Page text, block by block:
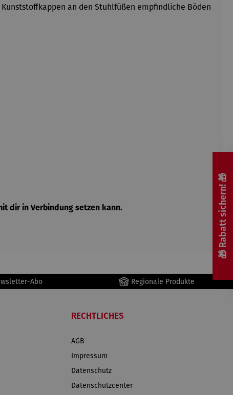
an den Stuhlfüßen empfindliche Böden
dir in Verbindung setzen kann.
Abo Regionale Produkte
RECHTLICHES
AGB
Impressum
Datenschutz
Datenschutzcenter
🎁 Rabatt sichern! 🎁